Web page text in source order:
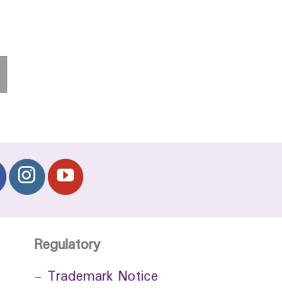
Regulatory
- Trademark Notice